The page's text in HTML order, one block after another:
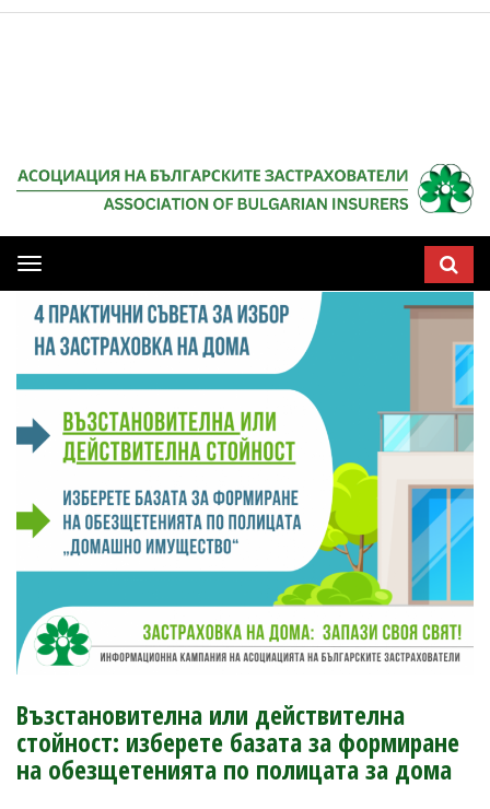
Мобилна
навигация
Възстановителна или действителна
стойност: изберете базата за формиране
на обезщетенията по полицата за дома